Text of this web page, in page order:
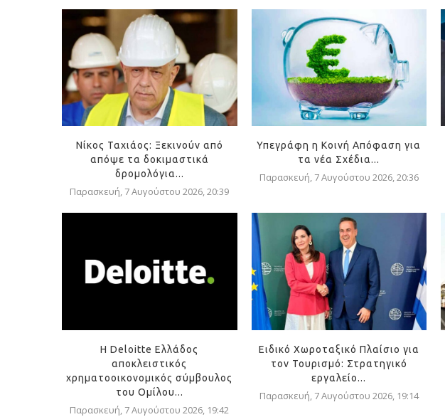
Νίκος Ταχιάος: Ξεκινούν από
απόψε τα δοκιμαστικά
δρομολόγια...
Παρασκευή, 7 Αυγούστου 2026, 20:39
Υπεγράφη η Κοινή Απόφαση για
τα νέα Σχέδια...
Παρασκευή, 7 Αυγούστου 2026, 20:36
Η Deloitte Ελλάδος
αποκλειστικός
χρηματοοικονομικός σύμβουλος
του Ομίλου...
Παρασκευή, 7 Αυγούστου 2026, 19:42
Ειδικό Χωροταξικό Πλαίσιο για
τον Τουρισμό: Στρατηγικό
εργαλείο...
Παρασκευή, 7 Αυγούστου 2026, 19:14